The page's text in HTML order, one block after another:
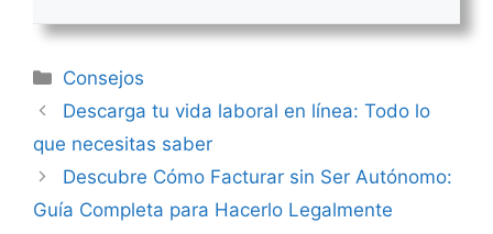
Categorías
Consejos
Navegación
entradas
Descarga tu vida laboral en línea: Todo lo
que necesitas saber
Descubre Cómo Facturar sin Ser Autónomo:
Guía Completa para Hacerlo Legalmente